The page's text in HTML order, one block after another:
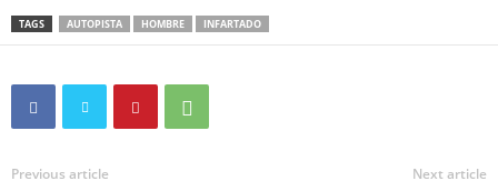
TAGS AUTOPISTA HOMBRE INFARTADO
Previous article Next article